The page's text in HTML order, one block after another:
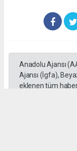
Anadolu Ajansı
Ajansı (İgfa),
eklenen tüm